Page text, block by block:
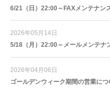
6/21（日）22:00～FAXメンテナン
2026年05月14日
5/18（月）22:00～メールメンテナ
2026年04月06日
ゴールデンウィーク期間の営業につ